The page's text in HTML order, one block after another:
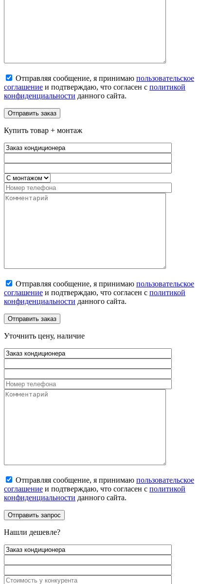
Отправляя сообщение, я принимаю пользовательское
соглашение и подтверждаю, что согласен с политикой
конфиденциальности данного сайта.
Купить товар + монтаж
Отправляя сообщение, я принимаю пользовательское
соглашение и подтверждаю, что согласен с политикой
конфиденциальности данного сайта.
Уточнить цену, наличие
Отправляя сообщение, я принимаю пользовательское
соглашение и подтверждаю, что согласен с политикой
конфиденциальности данного сайта.
Нашли дешевле?